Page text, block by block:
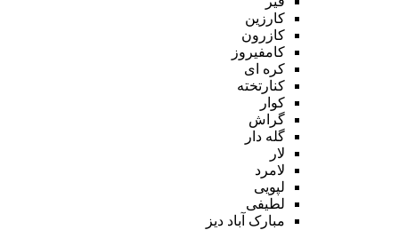
کارزین
کازرون
کامفیروز
کره ای
کنارتخته
کوار
گراش
گله دار
لار
لامرد
لپویی
لطیفی
مبارک آباد دیز